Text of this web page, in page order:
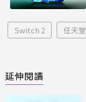
Switch 2 任天堂
延伸閱讀